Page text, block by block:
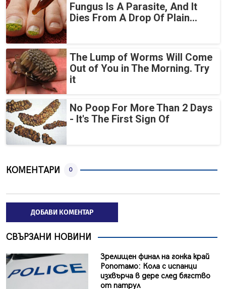
Fungus Is A Parasite, And It
Dies From A Drop Of Plain...
The Lump of Worms Will Come
Out of You in The Morning. Try
it
No Poop For More Than 2 Days
- It's The First Sign Of
КОМЕНТАРИ 0
ДОБАВИ КОМЕНТАР
СВЪРЗАНИ НОВИНИ
Зрелищен финал на гонка край
Ропотамо: Кола с испанци
изхвърча в дере след бягство
от патрул